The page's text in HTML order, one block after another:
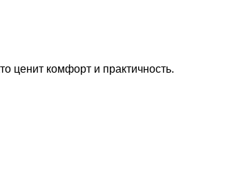
ценит комфорт и практичность.